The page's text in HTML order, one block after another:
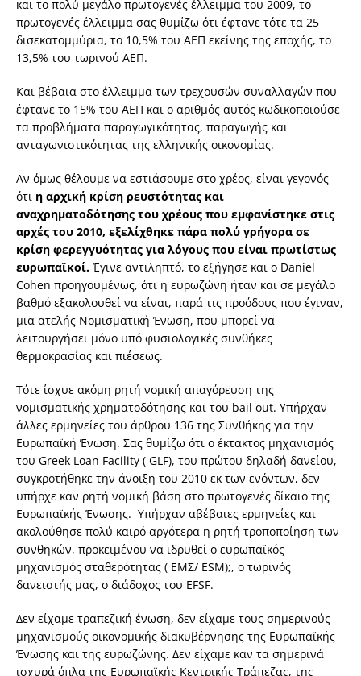
και το πολύ μεγάλο πρωτογενές έλλειμμα του 2009, το
πρωτογενές έλλειμμα σας θυμίζω ότι έφτανε τότε τα 25
δισεκατομμύρια, το 10,5% του ΑΕΠ εκείνης της εποχής, το
13,5% του τωρινού ΑΕΠ.
Και βέβαια στο έλλειμμα των τρεχουσών συναλλαγών που
έφτανε το 15% του ΑΕΠ και ο αριθμός αυτός κωδικοποιούσε
τα προβλήματα παραγωγικότητας, παραγωγής και
ανταγωνιστικότητας της ελληνικής οικονομίας.
Αν όμως θέλουμε να εστιάσουμε στο χρέος, είναι γεγονός
ότι η αρχική κρίση ρευστότητας και
αναχρηματοδότησης του χρέους που εμφανίστηκε στις
αρχές του 2010, εξελίχθηκε πάρα πολύ γρήγορα σε
κρίση φερεγγυότητας για λόγους που είναι πρωτίστως
ευρωπαϊκοί. Έγινε αντιληπτό, το εξήγησε και ο Daniel
Cohen προηγουμένως, ότι η ευρωζώνη ήταν και σε μεγάλο
βαθμό εξακολουθεί να είναι, παρά τις προόδους που έγιναν,
μια ατελής Νομισματική Ένωση, που μπορεί να
λειτουργήσει μόνο υπό φυσιολογικές συνθήκες
θερμοκρασίας και πιέσεως.
Τότε ίσχυε ακόμη ρητή νομική απαγόρευση της
νομισματικής χρηματοδότησης και του bail out. Υπήρχαν
άλλες ερμηνείες του άρθρου 136 της Συνθήκης για την
Ευρωπαϊκή Ένωση. Σας θυμίζω ότι ο έκτακτος μηχανισμός
του Greek Loan Facility ( GLF), του πρώτου δηλαδή δανείου,
συγκροτήθηκε την άνοιξη του 2010 εκ των ενόντων, δεν
υπήρχε καν ρητή νομική βάση στο πρωτογενές δίκαιο της
Ευρωπαϊκής Ένωσης. Υπήρχαν αβέβαιες ερμηνείες και
ακολούθησε πολύ καιρό αργότερα η ρητή τροποποίηση των
συνθηκών, προκειμένου να ιδρυθεί ο ευρωπαϊκός
μηχανισμός σταθερότητας ( ΕΜΣ/ ESM);, ο τωρινός
δανειστής μας, ο διάδοχος του EFSF.
Δεν είχαμε τραπεζική ένωση, δεν είχαμε τους σημερινούς
μηχανισμούς οικονομικής διακυβέρνησης της Ευρωπαϊκής
Ένωσης και της ευρωζώνης. Δεν είχαμε καν τα σημερινά
ισχυρά όπλα της Ευρωπαϊκής Κεντρικής Τράπεζας, της